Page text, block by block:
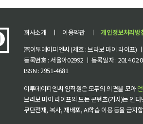
회사소개 ㅣ 이용약관 ㅣ 개인정보처리방
㈜이투데이피엔씨 (제호 : 브라보 마이 라이프)
등록번호 : 서울아02992 ㅣ 등록일자 :
ISSN : 2951-4681
이투데이피엔씨 임직원은 모두의 의견을 모아
브라보 마이 라이프의 모든 콘텐츠(기사)는 인
무단전재, 복사, 재배포, AI학습 이용 등을 금지